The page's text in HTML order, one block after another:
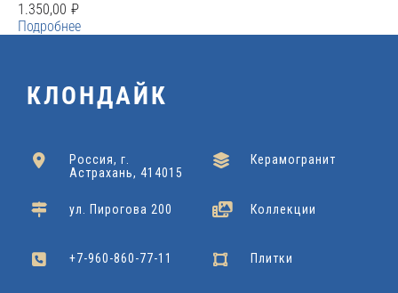
₽
1.350,00
Подробнее
КЛОНДАЙК
Россия, г.
Астрахань, 414015
ул. Пирогова 200
+7-960-860-77-11
Керамогранит
Коллекции
Плитки